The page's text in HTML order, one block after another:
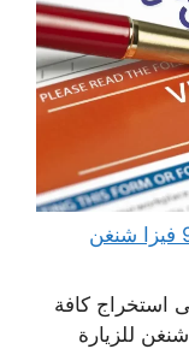
مكتب استخراج فيزا شنغن 98951133 فيزا شنغن
استخراج كافة
للزيارة